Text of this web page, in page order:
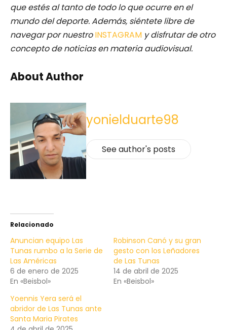
que estés al tanto de todo lo que ocurre en el
mundo del deporte. Además, siéntete libre de
navegar por nuestro INSTAGRAM y disfrutar de otro
concepto de noticias en materia audiovisual.
About Author
yonielduarte98
See author's posts
Relacionado
Anuncian equipo Las
Tunas rumbo a la Serie de
Las Américas
6 de enero de 2025
En «Beisbol»
Robinson Canó y su gran
gesto con los Leñadores
de Las Tunas
14 de abril de 2025
En «Beisbol»
Yoennis Yera será el
abridor de Las Tunas ante
Santa Maria Pirates